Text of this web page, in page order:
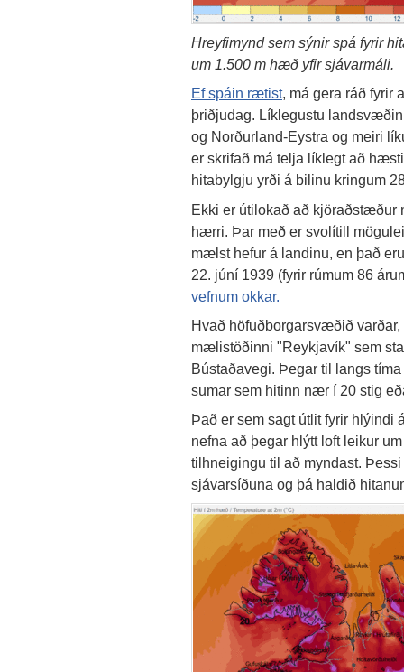
Hreyfimynd sem sýnir spá fyrir
um 1.500 m hæð yfir sjávarmáli.
Ef spáin rætist, má gera ráð fyrir
þriðjudag. Líklegustu
og Norðurland-Eystra og meiri
er skrifað má telja líklegt að
hitabylgju yrði á bilinu kringum
Ekki er útilokað að
hærri. Þar með er svolítill
mælst hefur á landinu, en það
22. júní 1939 (fyrir rúmum 86
vefnum okkar.
Hvað höfuðborgarsvæðið
mælistöðinni "Reykjavík" sem
Bústaðavegi. Þegar til langs
sumar sem hitinn nær í 20 stig
Það er sem sagt útlit fyrir
nefna að þegar hlýtt loft leikur
tilhneigingu til að myndast.
sjávarsíðuna og þá haldið